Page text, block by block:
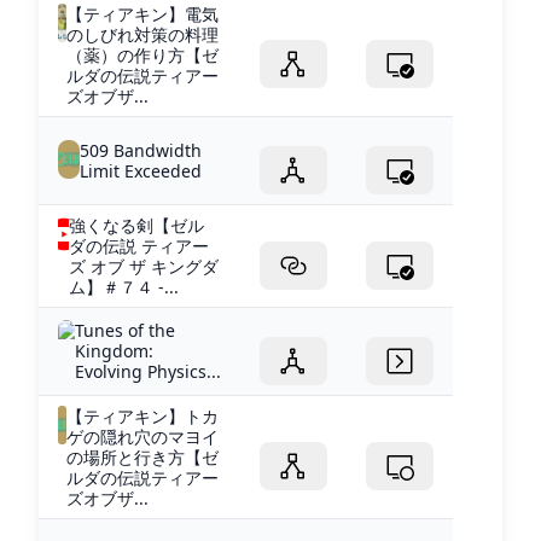
【ティアキン】電気
のしびれ対策の料理
（薬）の作り方【ゼ
ルダの伝説ティアー
ズオブザ...
509 Bandwidth
Limit Exceeded
強くなる剣【ゼル
ダの伝説 ティアー
ズ オブ ザ キングダ
ム】＃７４ -...
Tunes of the
Kingdom:
Evolving Physics...
【ティアキン】トカ
ゲの隠れ穴のマヨイ
の場所と行き方【ゼ
ルダの伝説ティアー
ズオブザ...